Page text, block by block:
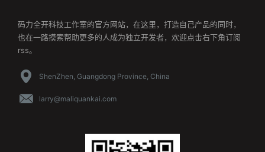
码力全开科技工作室的官方网站，在这里，打造自己产品的同时，
也在一路摸索帮助更多的人成为独立开发者，欢迎点击右下角订阅
rss。
ShenZhen, Guangdong Province, China
larry@maliquankai.com